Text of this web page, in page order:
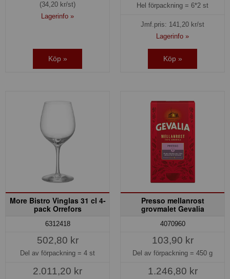
(34,20 kr/st)
Lagerinfo »
Köp »
Hel förpackning = 6*2 st
Jmf.pris: 141,20 kr/st
Lagerinfo »
Köp »
More Bistro Vinglas 31 cl 4-
pack Orrefors
6312418
502,80 kr
Del av förpackning = 4 st
2.011,20 kr
Presso mellanrost
grovmalet Gevalia
4070960
103,90 kr
Del av förpackning = 450 g
1.246,80 kr